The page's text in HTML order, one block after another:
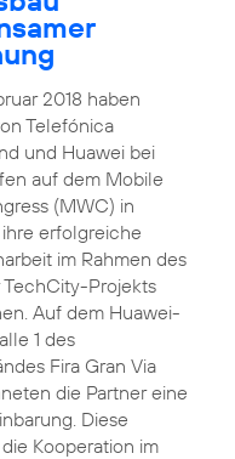
2018 haben
Telefónica
und Huawei bei
auf dem Mobile
(MWC) in
erfolgreiche
im Rahmen des
Projekts
Auf dem Huawei-
1 des
Fira Gran Via
die Partner eine
Diese
Kooperation im